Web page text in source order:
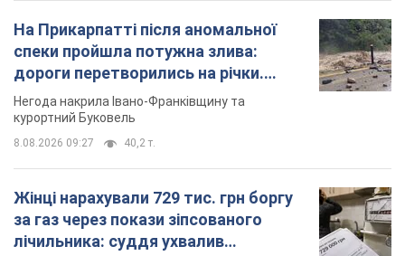
На Прикарпатті після аномальної
спеки пройшла потужна злива:
дороги перетворились на річки.
Відео
Негода накрила Івано-Франківщину та
курортний Буковель
8.08.2026 09:27 40,2 т.
Жінці нарахували 729 тис. грн боргу
за газ через покази зіпсованого
лічильника: суддя ухвалив